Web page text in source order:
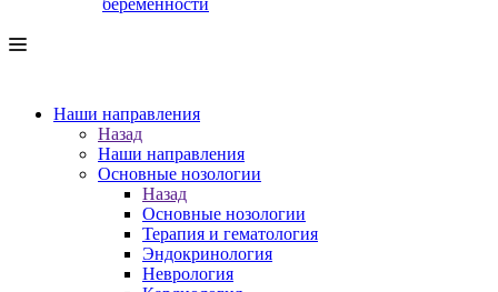
беременности
Наши направления
Назад
Наши направления
Основные нозологии
Назад
Основные нозологии
Терапия и гематология
Эндокринология
Неврология